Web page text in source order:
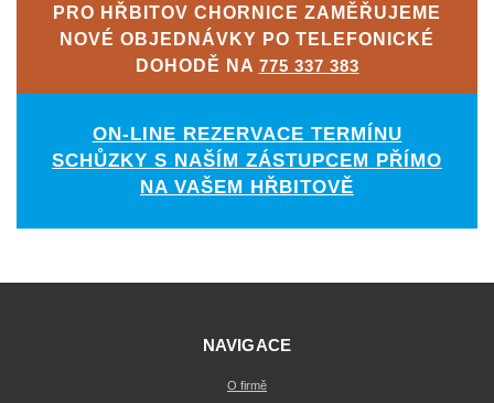
PRO HŘBITOV CHORNICE ZAMĚŘUJEME
NOVÉ OBJEDNÁVKY PO TELEFONICKÉ
DOHODĚ NA 775 337 383
ON-LINE REZERVACE TERMÍNU
SCHŮZKY S NAŠÍM ZÁSTUPCEM PŘÍMO
NA VAŠEM HŘBITOVĚ
NAVIGACE
O firmě